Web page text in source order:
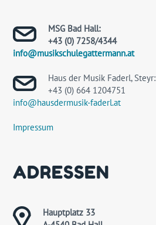
MSG Bad Hall:
+43 (0) 7258/4344
info@musikschulegattermann.at
Haus der Musik Faderl, Steyr:
+43 (0) 664 1204751
info@hausdermusik-faderl.at
Impressum
ADRESSEN
Hauptplatz 33